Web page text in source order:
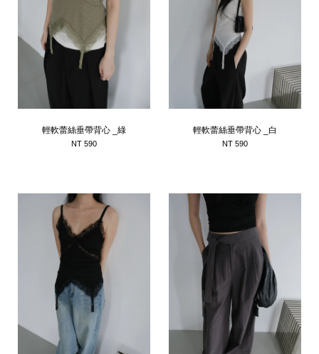
輕軟蕾絲垂帶背心 _綠
NT 590
輕軟蕾絲垂帶背心 _白
NT 590